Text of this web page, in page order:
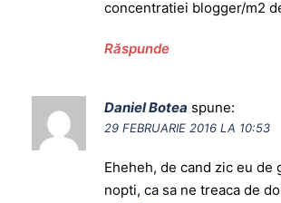
concentratiei blogger/m2
Răspunde
Daniel Botea spune:
29 FEBRUARIE 2016 LA 10:53
Eheheh, de cand zic eu de
nopti, ca sa ne treaca de